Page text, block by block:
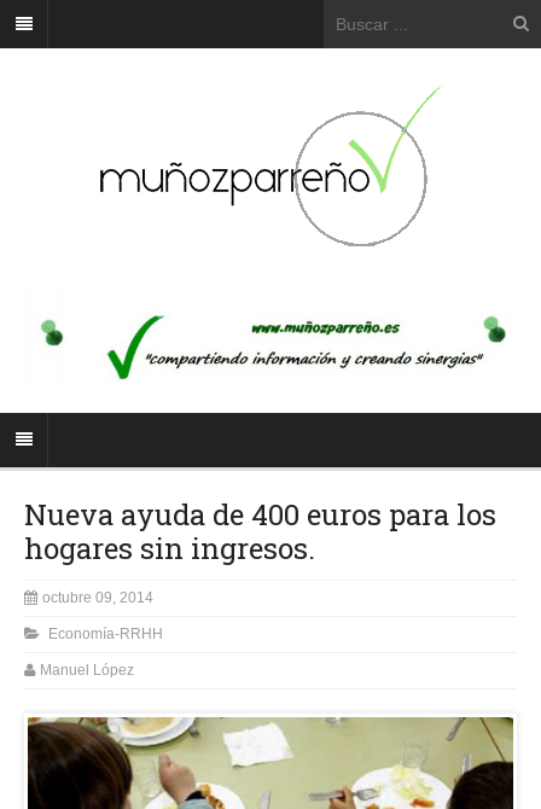
Nueva ayuda de 400 euros para los
hogares sin ingresos.
octubre 09, 2014
Economía-RRHH
Manuel López